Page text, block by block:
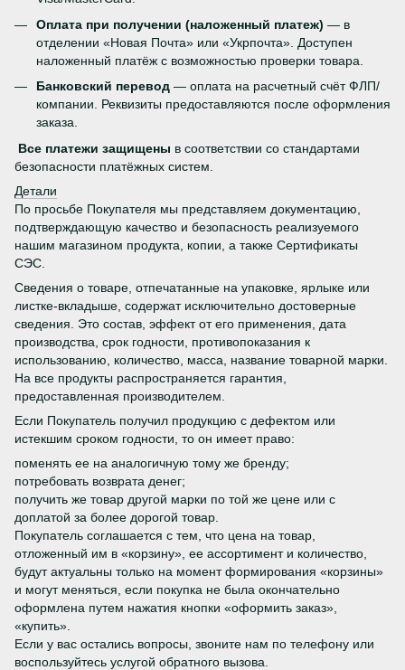
Оплата при получении (наложенный платеж) — в
отделении «Новая Почта» или «Укрпочта». Доступен
наложенный платёж с возможностью проверки товара.
Банковский перевод — оплата на расчетный счёт ФЛП/
компании. Реквизиты предоставляются после оформления
заказа.
Все платежи защищены в соответствии со стандартами
безопасности платёжных систем.
Детали
По просьбе Покупателя мы представляем документацию,
подтверждающую качество и безопасность реализуемого
нашим магазином продукта, копии, а также Сертификаты
СЭС.
Сведения о товаре, отпечатанные на упаковке, ярлыке или
листке-вкладыше, содержат исключительно достоверные
сведения. Это состав, эффект от его применения, дата
производства, срок годности, противопоказания к
использованию, количество, масса, название товарной марки.
На все продукты распространяется гарантия,
предоставленная производителем.
Если Покупатель получил продукцию с дефектом или
истекшим сроком годности, то он имеет право:
поменять ее на аналогичную тому же бренду;
потребовать возврата денег;
получить же товар другой марки по той же цене или с
доплатой за более дорогой товар.
Покупатель соглашается с тем, что цена на товар,
отложенный им в «корзину», ее ассортимент и количество,
будут актуальны только на момент формирования «корзины»
и могут меняться, если покупка не была окончательно
оформлена путем нажатия кнопки «оформить заказ»,
«купить».
Если у вас остались вопросы, звоните нам по телефону или
воспользуйтесь услугой обратного вызова.